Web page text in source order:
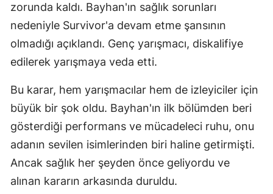
zorunda kaldı. Bayhan'ın sağlık sorunları
nedeniyle Survivor'a devam etme şansının
olmadığı açıklandı. Genç yarışmacı, diskalifiye
edilerek yarışmaya veda etti.
Bu karar, hem yarışmacılar hem de izleyiciler için
büyük bir şok oldu. Bayhan'ın ilk bölümden beri
gösterdiği performans ve mücadeleci ruhu, onu
adanın sevilen isimlerinden biri haline getirmişti.
Ancak sağlık her şeyden önce geliyordu ve
alınan kararın arkasında duruldu.